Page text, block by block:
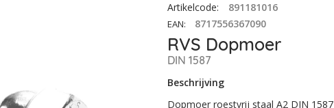
Artikelcode: 891181016
EAN: 8717556367090
RVS Dopmoer
DIN 1587
Beschrijving
Dopmoer roestvrij staal A2 DIN 1587